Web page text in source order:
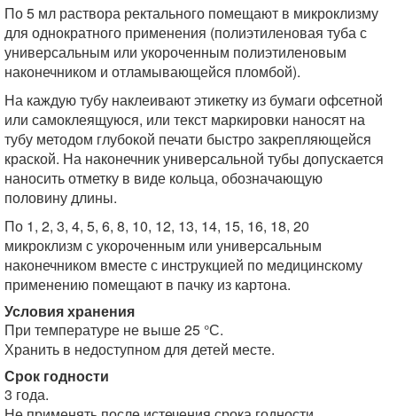
По 5 мл раствора ректального помещают в микроклизму
для однократного применения (полиэтиленовая туба с
универсальным или укороченным полиэтиленовым
наконечником и отламывающейся пломбой).
На каждую тубу наклеивают этикетку из бумаги офсетной
или самоклеящуюся, или текст маркировки наносят на
тубу методом глубокой печати быстро закрепляющейся
краской. На наконечник универсальной тубы допускается
наносить отметку в виде кольца, обозначающую
половину длины.
По 1, 2, 3, 4, 5, 6, 8, 10, 12, 13, 14, 15, 16, 18, 20
микроклизм с укороченным или универсальным
наконечником вместе с инструкцией по медицинскому
применению помещают в пачку из картона.
Условия хранения
При температуре не выше 25 °С.
Хранить в недоступном для детей месте.
Срок годности
3 года.